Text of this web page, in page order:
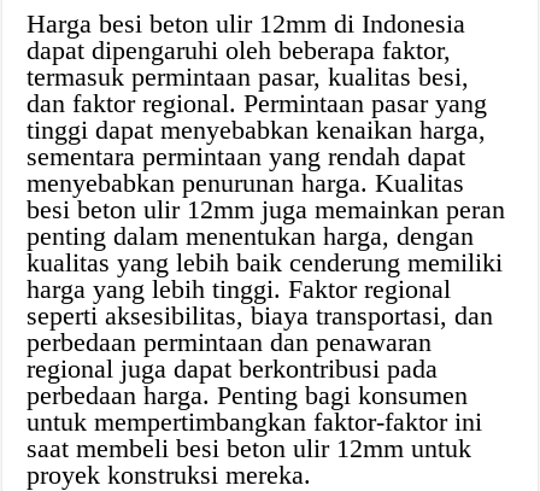
Harga besi beton ulir 12mm di Indonesia
dapat dipengaruhi oleh beberapa faktor,
termasuk permintaan pasar, kualitas besi,
dan faktor regional. Permintaan pasar yang
tinggi dapat menyebabkan kenaikan harga,
sementara permintaan yang rendah dapat
menyebabkan penurunan harga. Kualitas
besi beton ulir 12mm juga memainkan peran
penting dalam menentukan harga, dengan
kualitas yang lebih baik cenderung memiliki
harga yang lebih tinggi. Faktor regional
seperti aksesibilitas, biaya transportasi, dan
perbedaan permintaan dan penawaran
regional juga dapat berkontribusi pada
perbedaan harga. Penting bagi konsumen
untuk mempertimbangkan faktor-faktor ini
saat membeli besi beton ulir 12mm untuk
proyek konstruksi mereka.